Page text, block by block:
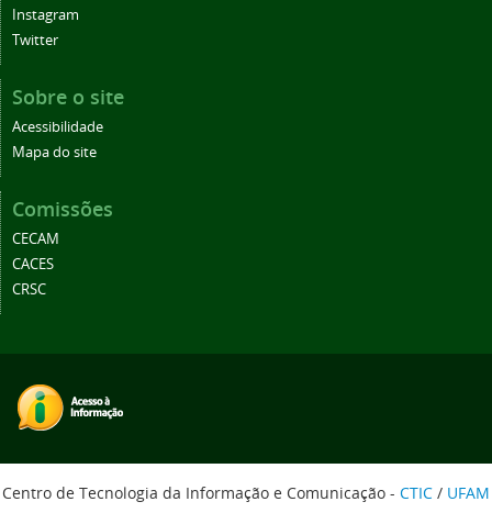
Instagram
Twitter
Sobre o site
Acessibilidade
Mapa do site
Comissões
CECAM
CACES
CRSC
Centro de Tecnologia da Informação e Comunicação - CTIC / UFAM